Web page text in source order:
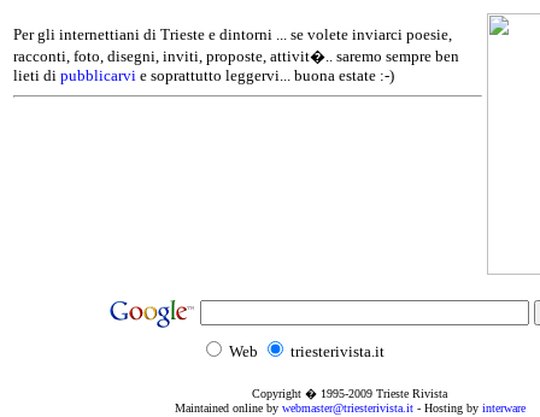
Per gli internettiani di Trieste e dintorni ... se volete inviarci poesie,
racconti, foto, disegni, inviti, proposte, attivit�.. saremo sempre ben
lieti di pubblicarvi e soprattutto leggervi... buona estate :-)
Web triesterivista.it
Copyright � 1995-2009 Trieste Rivista
Maintained online by webmaster@triesterivista.it- Hosting by interware